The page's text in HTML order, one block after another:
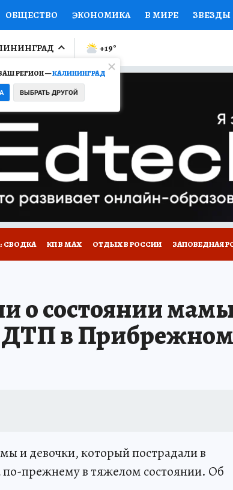
ОБЩЕСТВО ЭКОНОМИКА В МИРЕ ЗВЕЗДЫ
ПРОИСШЕСТВИЯ НАЦИОНАЛЬНЫЕ
МИР Я ЗНАЮ СЕМЬЯ ЖЕНСКИЕ
СЕРИАЛЫ
КОЛЛЕКЦИИ КОНКУРСЫ
РЕГИОН —КАЛИНИНГРАД
ВЫБРАТЬ ДРУГОЙ
+19°
СВОДКА КП В МАХ ОТДЫХ В РОССИИ ЗАПОВЕДНАЯ
о состоянии
ДТП в Прибрежном
и девочки, который пострадали в
прежнему в тяжелом состоянии. Об